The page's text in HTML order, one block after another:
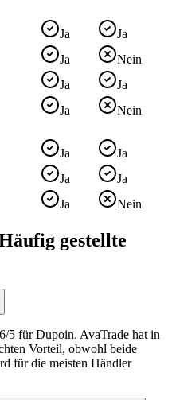
Ja
Ja
Ja
Nein
Ja
Ja
Ja
Nein
Ja
Ja
Ja
Ja
Ja Nein
gestellte
5 für Dupoin. AvaTrade hat in
Vorteil, obwohl beide
für die meisten Händler